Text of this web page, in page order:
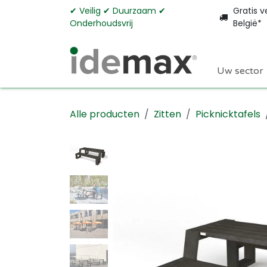
Overslaan naar inhoud✔︎ Veilig ✔︎ Duurzaam ✔︎
Onderhoudsvrij
Gratis
België*
Uw sector
Alle producten Zitten Picknicktafels